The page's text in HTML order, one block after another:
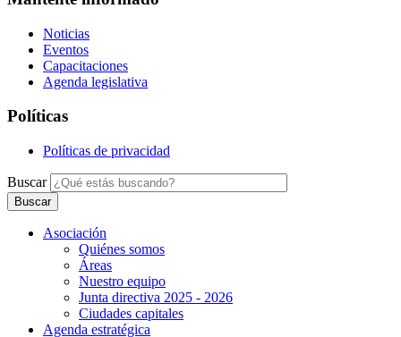
Noticias
Eventos
Capacitaciones
Agenda legislativa
Políticas
Políticas de privacidad
Buscar
Asociación
Quiénes somos
Áreas
Nuestro equipo
Junta directiva 2025 - 2026
Ciudades capitales
Agenda estratégica